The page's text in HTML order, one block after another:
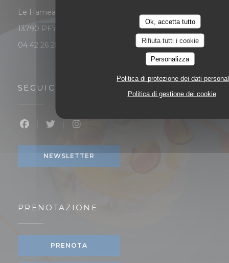
Ok, accetta tutto
Rifiuta tutti i cookie
Personalizza
Politica di protezione dei dati
Politica di gestione dei cookie
Le Hameau Les Michels - 7 rue du Chêne de Louiset
13790 PEYNIER
((apre una nuova finestra))
04 42 26 28 56
SEGUICI
NEWSLETTER
PRENOTAZIONE
PRENOTA